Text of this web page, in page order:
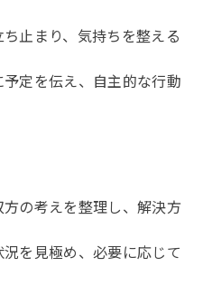
止まり、気持ちを整える
定を伝え、自主的な行動
の考えを整理し、解決方
を見極め、必要に応じて